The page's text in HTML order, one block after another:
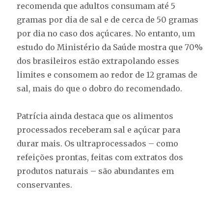
recomenda que adultos consumam até 5
gramas por dia de sal e de cerca de 50 gramas
por dia no caso dos açúcares. No entanto, um
estudo do Ministério da Saúde mostra que 70%
dos brasileiros estão extrapolando esses
limites e consomem ao redor de 12 gramas de
sal, mais do que o dobro do recomendado.
Patrícia ainda destaca que os alimentos
processados receberam sal e açúcar para
durar mais. Os ultraprocessados – como
refeições prontas, feitas com extratos dos
produtos naturais – são abundantes em
conservantes.